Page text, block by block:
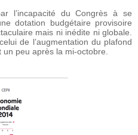
l’incapacité du Congrès à se
dotation budgétaire provisoire
mais ni inédite ni globale.
de l’augmentation du plafond
peu après la mi-octobre.